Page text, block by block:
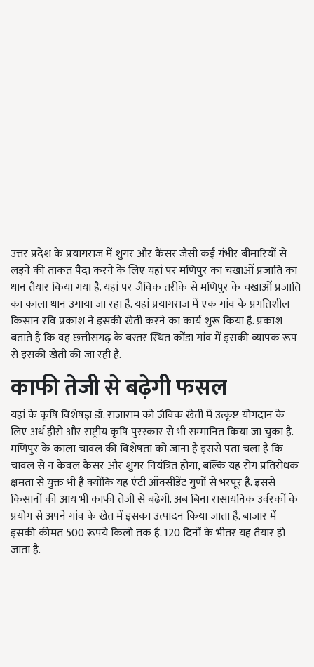
उत्तर प्रदेश के प्रयागराज में शुगर और कैंसर जैसी कई गंभीर बीमारियों से
लड़ने की ताकत पैदा करने के लिए यहां पर मणिपुर का चखाओं प्रजाति का
धान तैयार किया गया है. यहां पर जैविक तरीके से मणिपुर के चखाओं प्रजाति
का काला धान उगाया जा रहा है. यहां प्रयागराज में एक गांव के प्रगतिशील
किसान रवि प्रकाश ने इसकी खेती करने का कार्य शुरू किया है. प्रकाश
बताते है कि वह छत्तीसगढ़ के बस्तर स्थित कोंडा गांव में इसकी व्यापक रूप
से इसकी खेती की जा रही है.
काफी तेजी से बढ़ेगी फसल
यहां के कृषि विशेषज्ञ डॉ. राजाराम को जैविक खेती में उत्कृष्ट योगदान के
लिए अर्थ हीरो और राष्ट्रीय कृषि पुरस्कार से भी सम्मानित किया जा चुका है.
मणिपुर के काला चावल की विशेषता को जाना है इससे पता चला है कि
चावल से न केवल कैंसर और शुगर नियंत्रित होगा, बल्कि यह रोग प्रतिरोधक
क्षमता से युक्त भी है क्योंकि यह एंटी ऑक्सीडेंट गुणों से भरपूर है. इससे
किसानों की आय भी काफी तेजी से बढेगी. अब बिना रासायनिक उर्वरकों के
प्रयोग से अपने गांव के खेत में इसका उत्पादन किया जाता है. बाजार में
इसकी कीमत 500 रूपये किलो तक है. 120 दिनों के भीतर यह तैयार हो
जाता है.